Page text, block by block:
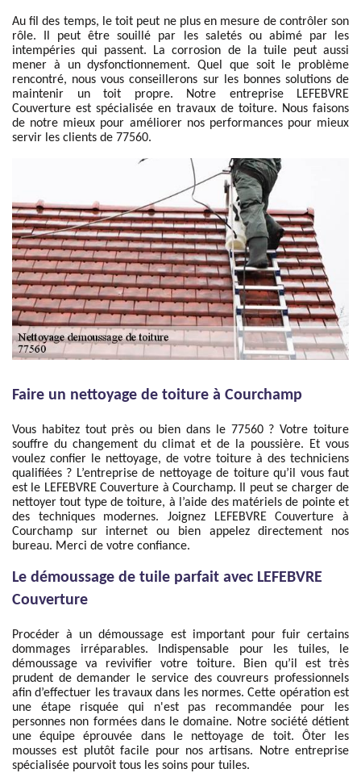
Au fil des temps, le toit peut ne plus en mesure de contrôler son
rôle. Il peut être souillé par les saletés ou abimé par les
intempéries qui passent. La corrosion de la tuile peut aussi
mener à un dysfonctionnement. Quel que soit le problème
rencontré, nous vous conseillerons sur les bonnes solutions de
maintenir un toit propre. Notre entreprise LEFEBVRE
Couverture est spécialisée en travaux de toiture. Nous faisons
de notre mieux pour améliorer nos performances pour mieux
servir les clients de 77560.
Faire un nettoyage de toiture à Courchamp
Vous habitez tout près ou bien dans le 77560 ? Votre toiture
souffre du changement du climat et de la poussière. Et vous
voulez confier le nettoyage, de votre toiture à des techniciens
qualifiées ? L’entreprise de nettoyage de toiture qu’il vous faut
est le LEFEBVRE Couverture à Courchamp. Il peut se charger de
nettoyer tout type de toiture, à l’aide des matériels de pointe et
des techniques modernes. Joignez LEFEBVRE Couverture à
Courchamp sur internet ou bien appelez directement nos
bureau. Merci de votre confiance.
Le démoussage de tuile parfait avec LEFEBVRE
Couverture
Procéder à un démoussage est important pour fuir certains
dommages irréparables. Indispensable pour les tuiles, le
démoussage va revivifier votre toiture. Bien qu’il est très
prudent de demander le service des couvreurs professionnels
afin d’effectuer les travaux dans les normes. Cette opération est
une étape risquée qui n'est pas recommandée pour les
personnes non formées dans le domaine. Notre société détient
une équipe éprouvée dans le nettoyage de toit. Ôter les
mousses est plutôt facile pour nos artisans. Notre entreprise
spécialisée pourvoit tous les soins pour tuiles.